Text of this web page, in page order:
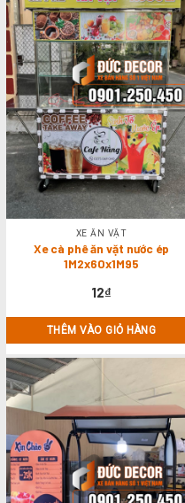
XE ĂN VẶT
Xe cà phê ăn vặt nước ép
1M2x60x1M95
12₫
THÊM VÀO GIỎ HÀNG